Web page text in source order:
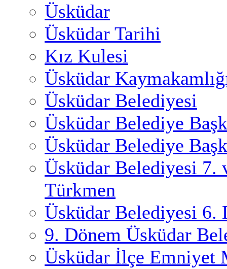
Üsküdar
Üsküdar Tarihi
Kız Kulesi
Üsküdar
Üsküdar Belediyesi
Üsküdar Belediye
Üsküdar Belediye
Üsküdar Belediyesi 7.
Türkmen
Üsküdar Belediyesi 6.
9. Dönem Üsküdar
Üsküdar İlçe Emniyet